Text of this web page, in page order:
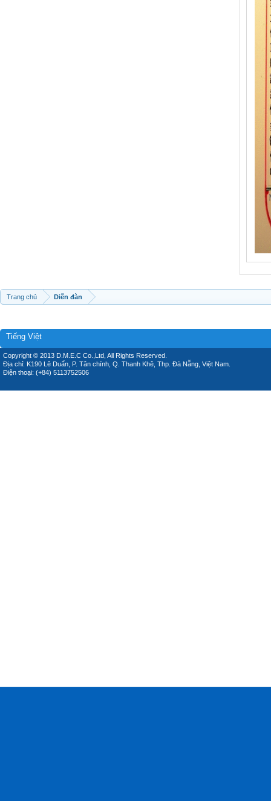
Trang chủ Diễn đàn
Tiếng Việt
Copyright © 2013 D.M.E.C Co.,Ltd, All Rights Reserved.
Địa chỉ: K190 Lê Duẩn, P. Tân chính, Q. Thanh Khê, Thp. Đà Nẵng, Việt Nam.
Điện thoại: (+84) 5113752506